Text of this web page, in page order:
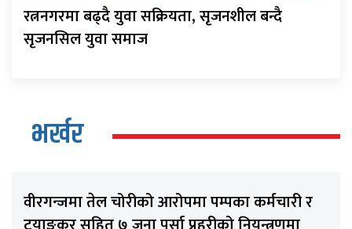
रत्ननगरमा बढ्दै युवा सक्रियता, सृजनशील बन्दै
सृजनसिल युवा समाज
भर्खर
वीरगन्जमा तेल चोरीको आरोपमा पम्पका कर्मचारी र